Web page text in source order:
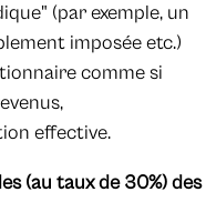
(par exemple, un
imposée etc.)
comme si
effective.
(au taux de 30%) des